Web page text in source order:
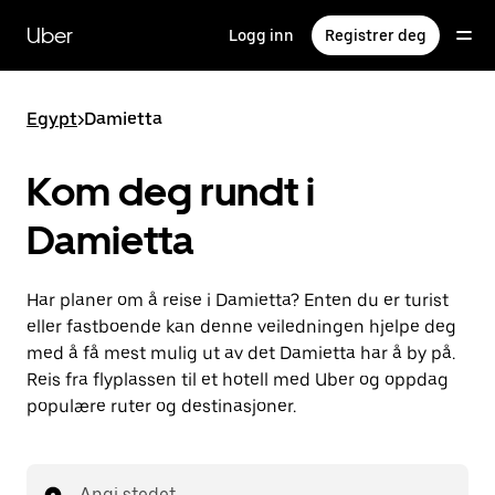
hovedinnholdet
Uber Logg inn Registrer deg
Egypt>Damietta
Kom deg rundt i
Damietta
Har planer om å reise i Damietta? Enten du er turist
eller fastboende kan denne veiledningen hjelpe deg
med å få mest mulig ut av det Damietta har å by på.
Reis fra flyplassen til et hotell med Uber og oppdag
populære ruter og destinasjoner.